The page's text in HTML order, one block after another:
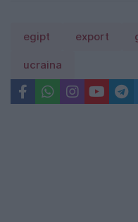
egipt export
ucraina